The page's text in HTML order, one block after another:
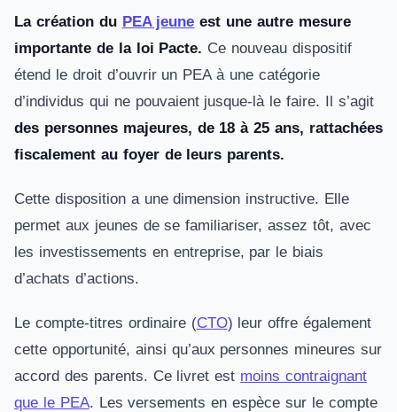
La création du PEA jeune est une autre mesure
importante de la loi Pacte. Ce nouveau dispositif
étend le droit d’ouvrir un PEA à une catégorie
d’individus qui ne pouvaient jusque-là le faire. Il s’agit
des personnes majeures, de 18 à 25 ans, rattachées
fiscalement au foyer de leurs parents.
Cette disposition a une dimension instructive. Elle
permet aux jeunes de se familiariser, assez tôt, avec
les investissements en entreprise, par le biais
d’achats d’actions.
Le compte-titres ordinaire (CTO) leur offre également
cette opportunité, ainsi qu’aux personnes mineures sur
accord des parents. Ce livret est moins contraignant
que le PEA. Les versements en espèce sur le compte